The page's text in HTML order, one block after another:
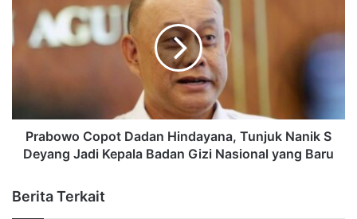
Prabowo Copot Dadan Hindayana, Tunjuk Nanik S
Deyang Jadi Kepala Badan Gizi Nasional yang Baru
Berita Terkait